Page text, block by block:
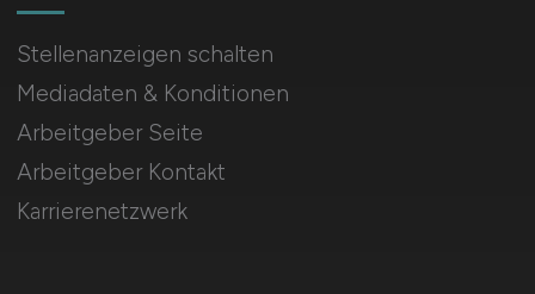
Stellenanzeigen schalten
Mediadaten & Konditionen
Arbeitgeber Seite
Arbeitgeber Kontakt
Karrierenetzwerk